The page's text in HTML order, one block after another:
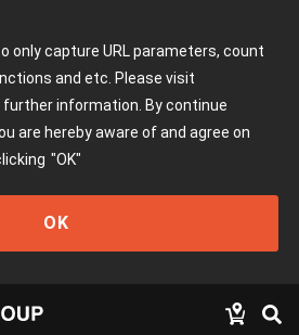
only capture URL parameters, count
and etc. Please visit
further information. By continue
are hereby aware of and agree on
"OK"
OK